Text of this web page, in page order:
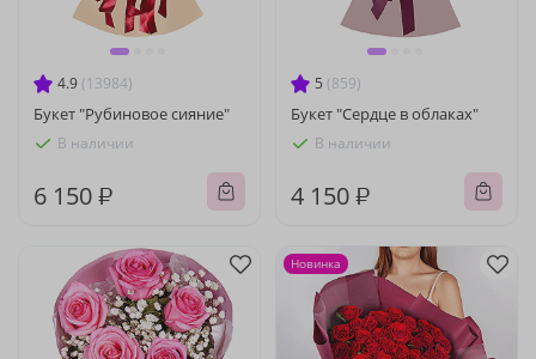
4.9 (13984)
Букет "Рубиновое сияние"
В наличии
6 150 ₽
5 (859)
Букет "Сердце в облаках"
В наличии
4 150 ₽
Новинка